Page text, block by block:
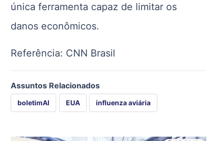
única ferramenta capaz de limitar os
danos econômicos.
Referência: CNN Brasil
Assuntos Relacionados
boletimAI EUA influenza aviária